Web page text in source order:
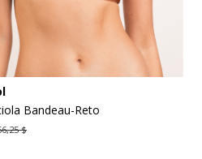
Bandeau-Reto
$